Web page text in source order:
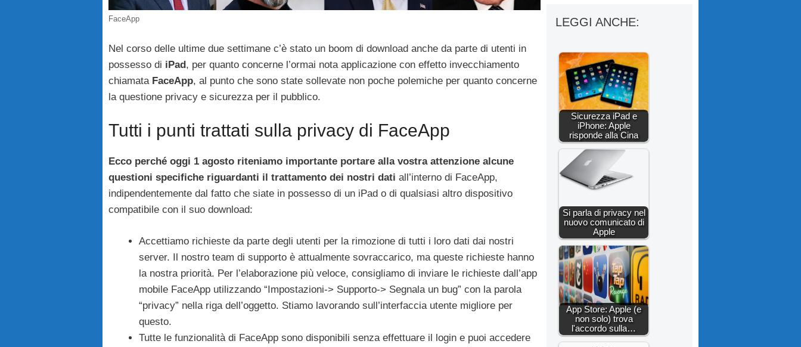
FaceApp
Nel corso delle ultime due settimane c’è stato un boom di download anche da parte di utenti in
possesso di iPad, per quanto concerne l’ormai nota applicazione con effetto invecchiamento
chiamata FaceApp, al punto che sono state sollevate non poche polemiche per quanto concerne
la questione privacy e sicurezza per il pubblico.
Tutti i punti trattati sulla privacy di FaceApp
Ecco perché oggi 1 agosto riteniamo importante portare alla vostra attenzione alcune
questioni specifiche riguardanti il trattamento dei nostri dati all’interno di FaceApp,
indipendentemente dal fatto che siate in possesso di un iPad o di qualsiasi altro dispositivo
compatibile con il suo download:
Accettiamo richieste da parte degli utenti per la rimozione di tutti i loro dati dai nostri
server. Il nostro team di supporto è attualmente sovraccarico, ma queste richieste hanno
la nostra priorità. Per l’elaborazione più veloce, consigliamo di inviare le richieste dall’app
mobile FaceApp utilizzando “Impostazioni-> Supporto-> Segnala un bug” con la parola
“privacy” nella riga dell’oggetto. Stiamo lavorando sull’interfaccia utente migliore per
questo.
Tutte le funzionalità di FaceApp sono disponibili senza effettuare il login e puoi accedere
LEGGI ANCHE:
Sicurezza iPad e
iPhone: Apple
risponde alla Cina
Si parla di privacy nel
nuovo comunicato di
Apple
App Store: Apple (e
non solo) trova
l'accordo sulla…